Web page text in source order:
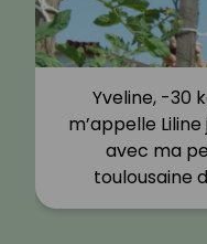
Yveline, -30
m’appelle
avec ma
toulousaine